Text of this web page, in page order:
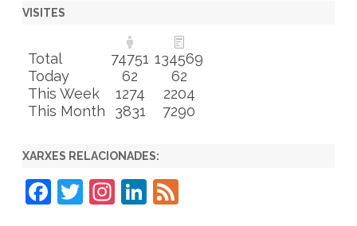
VISITES
Total 74751 134569
Today
62
62
This Week
1274
2204
This Month
3831 7290
XARXES RELACIONADES:
F
T
In Li